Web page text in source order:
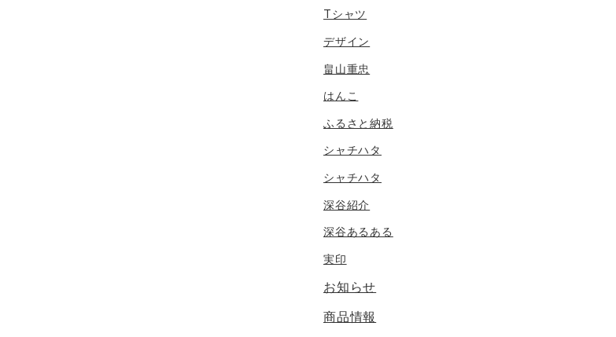
Tシャツ
デザイン
畠山重忠
はんこ
ふるさと納税
シャチハタ
シャチハタ
深谷紹介
深谷あるある
実印
お知らせ
商品情報